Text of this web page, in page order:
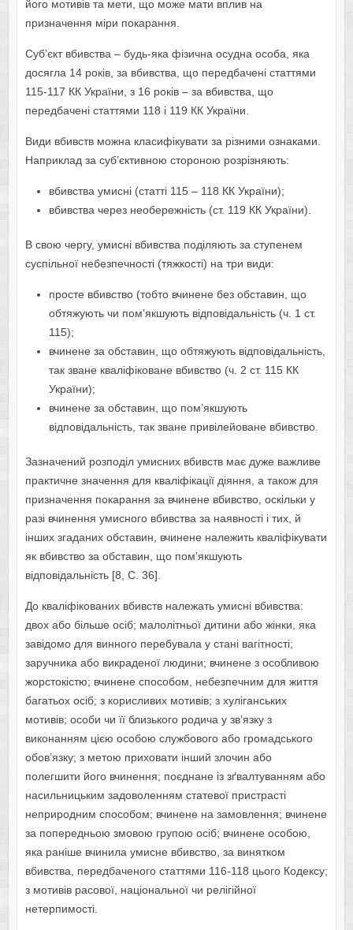
його мотивів та мети, що може мати вплив на
призначення міри покарання.
Суб’єкт вбивства – будь-яка фізична осудна особа, яка
досягла 14 років, за вбивства, що передбачені статтями
115-117 КК України, з 16 років – за вбивства, що
передбачені статтями 118 і 119 КК України.
Види вбивств можна класифікувати за різними ознаками.
Наприклад за суб’єктивною стороною розрізняють:
вбивства умисні (статті 115 – 118 КК України);
вбивства через необережність (ст. 119 КК України).
В свою чергу, умисні вбивства поділяють за ступенем
суспільної небезпечності (тяжкості) на три види:
просте вбивство (тобто вчинене без обставин, що
обтяжують чи пом’якшують відповідальність (ч. 1 ст.
115);
вчинене за обставин, що обтяжують відповідальність,
так зване кваліфіковане вбивство (ч. 2 ст. 115 КК
України);
вчинене за обставин, що пом’якшують
відповідальність, так зване привілейоване вбивство.
Зазначений розподіл умисних вбивств має дуже важливе
практичне значення для кваліфікації діяння, а також для
призначення покарання за вчинене вбивство, оскільки у
разі вчинення умисного вбивства за наявності і тих, й
інших згаданих обставин, вчинене належить кваліфікувати
як вбивство за обставин, що пом’якшують
відповідальність [8, С. 36].
До кваліфікованих вбивств належать умисні вбивства:
двох або більше осіб; малолітньої дитини або жінки, яка
завідомо для винного перебувала у стані вагітності;
заручника або викраденої людини; вчинене з особливою
жорстокістю; вчинене способом, небезпечним для життя
багатьох осіб; з корисливих мотивів; з хуліганських
мотивів; особи чи її близького родича у зв’язку з
виконанням цією особою службового або громадського
обов’язку; з метою приховати інший злочин або
полегшити його вчинення; поєднане із зґвалтуванням або
насильницьким задоволенням статевої пристрасті
неприродним способом; вчинене на замовлення; вчинене
за попередньою змовою групою осіб; вчинене особою,
яка раніше вчинила умисне вбивство, за винятком
вбивства, передбаченого статтями 116-118 цього Кодексу;
з мотивів расової, національної чи релігійної
нетерпимості.